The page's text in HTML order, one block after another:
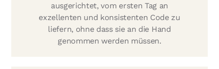
ausgerichtet, vom ersten Tag an
exzellenten und konsistenten Code zu
liefern, ohne dass sie an die Hand
genommen werden müssen.